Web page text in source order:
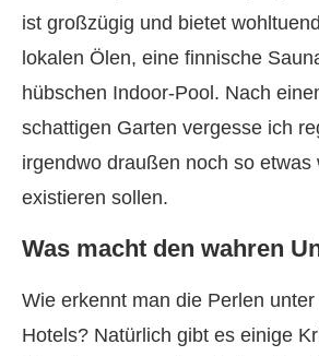
ist großzügig und bietet
lokalen Ölen, eine finnische
hübschen Indoor-Pool. Nach
schattigen Garten vergesse ich
irgendwo draußen noch so etwas
existieren sollen.
Was macht den wahren
Wie erkennt man die Perlen
Hotels? Natürlich gibt es einige